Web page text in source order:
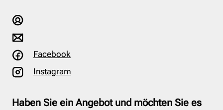
Facebook
Instagram
Haben Sie ein Angebot und möchten Sie es